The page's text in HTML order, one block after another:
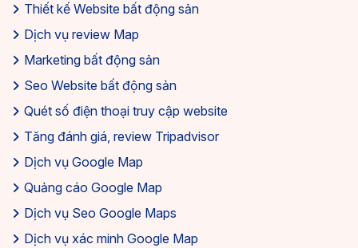
Thiết kế Website bất động sản
Dịch vụ review Map
Marketing bất động sản
Seo Website bất động sản
Quét số điện thoại truy cập website
Tăng đánh giá, review Tripadvisor
Dịch vụ Google Map
Quảng cáo Google Map
Dịch vụ Seo Google Maps
Dịch vụ xác minh Google Map